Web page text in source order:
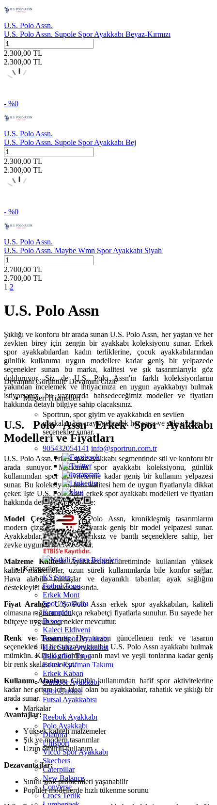
U.S. Polo Assn.
U.S. Polo Assn. Supole Spor Ayakkabı Beyaz-Kırmızı
2.300,00 TL
2.300,00 TL
- %0
U.S. Polo Assn.
U.S. Polo Assn. Supole Spor Ayakkabı Bej
2.300,00 TL
2.300,00 TL
- %0
U.S. Polo Assn.
U.S. Polo Assn. Maybe Wmn Spor Ayakkabı Siyah
2.700,00 TL
2.700,00 TL
1 2
U.S. Polo Assn
Şıklığı ve konforu bir arada sunan U.S. Polo Assn, her yaştan ve her
zevkten birey için zengin bir ayakkabı koleksiyonu sunar. Erkek
spor ayakkabılardan kadın terliklerine, çocuk ayakkabılarından
günlük kullanıma uygun modellere kadar geniş bir yelpazede
seçenekler sunan bu marka, kalitesi ve şık tasarımlarıyla göz
dolduruyor. Siz de U.S. Polo Assn'in farklı koleksiyonlarını
yakından incelemek ve ihtiyacınıza en uygun ayakkabıyı bulmak
istiyorsanız, bu yazımızda bahsedeceğimiz modeller ve fiyatları
hakkında detaylı bilgiye sahip olacaksınız.
U.S. Polo Assn Erkek Spor Ayakkabı
Modelleri ve Fiyatları
U.S. Polo Assn, erkek spor ayakkabı segmentinde stil ve konforu bir
arada sunuyor. Markanın spor ayakkabı koleksiyonu, günlük
kullanımdan spor aktivitelerine kadar geniş bir kullanım yelpazesi
sunar. Bu koleksiyon, hem kalitesi hem de uygun fiyatlarıyla dikkat
çeker. İşte U.S. Polo Assn erkek spor ayakkabı modelleri ve fiyatları
hakkında detaylı bir inceleme:
Model Çeşitliliği:U.S. Polo Assn, kronikleşmiş tasarımlarını
modern çizgilerle harmanlayarak geniş bir model yelpazesi sunar.
Ayakkabılar, bağcıklı, bağcıksız ve bantlı seçeneklere sahip, her
zevke uygun tasarımlar içerir.
Malzeme Kalitesi:Ayakkabıların üretiminde kullanılan yüksek
kaliteli malzemeler, uzun süreli kullanımlarda bile konfor sağlar.
Hava alabilir kumaşlar ve dayanıklı tabanlar, ayak sağlığını
destekleyici özellikler arasında.
Fiyat Aralığı:U.S. Polo Assn erkek spor ayakkabıları, kaliteli
olmasına rağmen oldukça rekabetçi fiyatlarla sunulur. Bu sayede her
bütçeye uygun seçenekler mevcuttur.
Renk ve Tasarım:Her sezon güncellenen renk ve tasarım
seçenekleri ile her tarza uygun bir U.S. Polo Assn ayakkabı bulmak
mümkün. Klasik grilerden canlı mavi ve yeşil tonlarına kadar geniş
bir renk skalası mevcut.
Kullanım Alanları:Günlük kullanımdan hafif spor aktivitelerine
kadar her ortam için ideal olan bu ayakkabılar, rahatlık ve şıklığı bir
arada sunar.
Avantajlar:
Yüksek kaliteli malzemeler
Şık ve modern tasarımlar
Uzun ömürlü kullanım
Dezavantajlar:
Sınırlı stok problemleri yaşanabilir
Popüler modellerde hızlı tükenme sorunu
Devamını Görüntüle Devamını Gizle
Müşteri Hizmetleri
Sportrun, spor giyim ve ayakkabıda en sevilen
markaları bir araya getirerek her yaşa ve stile uygun
seçenekler sunar.
905432054141 info@sportrun.com.tr
Yetkili Satıcı Belgeleri
Kategoriler
KS Store
Futbol Topu
Erkek Mont
Spor Ayakkabı
Krampon
Boxer
Kaleci Eldiveni
Kadın Spor Ayakkabı
Halı Saha Ayakkabısı
Basketbol Topu
Erkek Eşofman Takımı
Erkek Kaban
Outdoor Ayakkabı
Spor Çantası
Futsal Ayakkabısı
Markalar
Reebok Ayakkabı
Polo Ayakkabı
Diadora
Uhlsport
Vicco Spor Ayakkabı
Skechers
Caterpillar
New Balance
Converse
Crocs Terlik